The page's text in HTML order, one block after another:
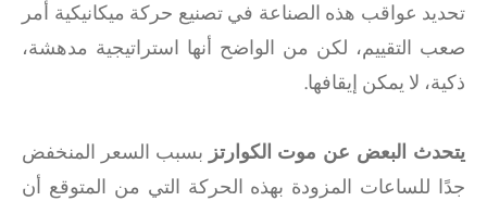
تحديد عواقب هذه الصناعة في تصنيع حركة ميكانيكية أمر
صعب التقييم، لكن من الواضح أنها استراتيجية مدهشة،
ذكية، لا يمكن إيقافها.
يتحدث البعض عن موت الكوارتز بسبب السعر المنخفض
جدًا للساعات المزودة بهذه الحركة التي من المتوقع أن